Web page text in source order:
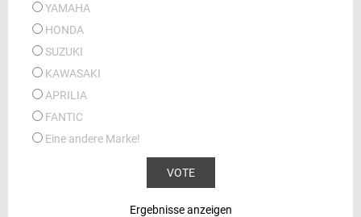
YAMAHA
HONDA
SUZUKI
KAWASAKI
APRILIA
FANTIC
Eine andere Marke!
Ergebnisse anzeigen